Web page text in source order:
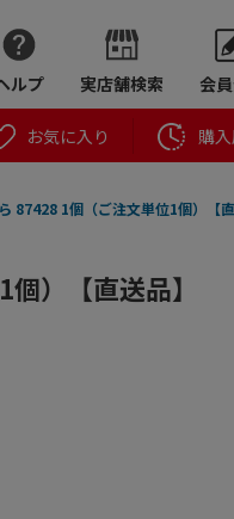
ルプ 実店舗検索 会
お気に入り 購
87428 1個（ご注文単位1個）【直
）【直送品】